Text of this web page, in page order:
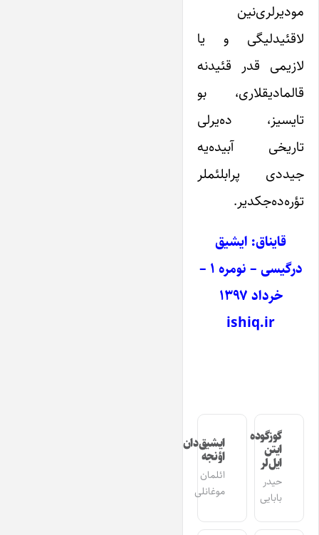
مودیر‌لری‌نین
لاقئیدلیگی و یا
لازیمی قدر قئیدنه
قالمادیقلاری، بو
تایسیز، ده‌یرلی
تاریخی آبیده‌یه
جیددی پرابلئملر
تؤره‌ده‌جکدیر.
قایناق: ایشیق
درگیسی – نومره ۱ –
خرداد ۱۳۹۷
ishiq.ir
گوزگوده
ایتن
ایل‌لر
حیدر
بابایی
ایشیق‌دان
اؤنجه
ائلمان
موغانلی